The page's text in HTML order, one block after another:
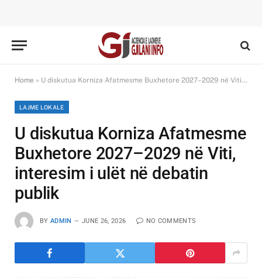
Home » U diskutua Korniza Afatmesme Buxhetore 2027–2029 në Viti, interesim i ulët në debatin publik
LAJME LOKALE
U diskutua Korniza Afatmesme
Buxhetore 2027–2029 në Viti,
interesim i ulët në debatin
publik
BY ADMIN JUNE 26, 2026 NO COMMENTS